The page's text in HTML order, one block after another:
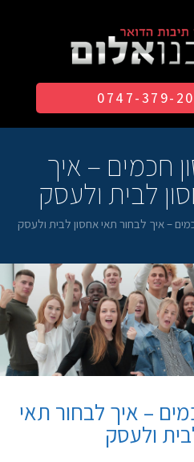
0747-379-
חכמים – איך
לבית ולעסק
– איך לבחור תאי אחסון לבית ולעסק
– איך לבחור תאי
ולעסק